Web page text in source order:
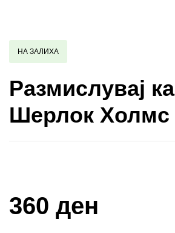
НА ЗАЛИХА
Размислувај
Шерлок Холмс
360 ден